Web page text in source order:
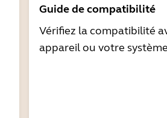
Guide de compatibilité
Vérifiez la compatibilité
appareil ou votre système